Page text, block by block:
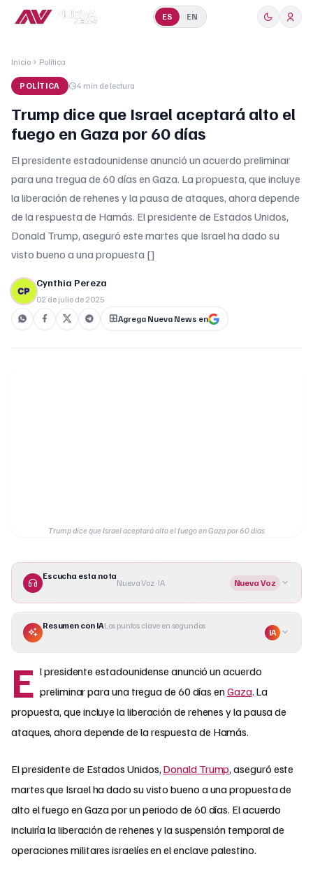
ES EN
Inicio Política
POLÍTICA 4 min de lectura
Trump dice que Israel aceptará alto el
fuego en Gaza por 60 días
El presidente estadounidense anunció un acuerdo preliminar
para una tregua de 60 días en Gaza. La propuesta, que incluye
la liberación de rehenes y la pausa de ataques, ahora depende
de la respuesta de Hamás. El presidente de Estados Unidos,
Donald Trump, aseguró este martes que Israel ha dado su
visto bueno a una propuesta []
Cynthia Pereza
02 de julio de 2025
Agrega Nueva News en
Trump dice que Israel aceptará alto el fuego en Gaza por 60 días
Escucha esta nota
Nueva Voz · IA Nueva Voz
Resumen con IALos puntos clave en segundos
IA
E l presidente estadounidense anunció un acuerdo
preliminar para una tregua de 60 días enGaza. La
propuesta, que incluye la liberación de rehenes y la pausa de
ataques, ahora depende de la respuesta de Hamás.
El presidente de Estados Unidos, Donald Trump, aseguró este
martes que Israel ha dado su visto bueno a una propuesta de
alto el fuego en Gaza por un periodo de 60 días. El acuerdo
incluiría la liberación de rehenes y la suspensión temporal de
operaciones militares israelíes en el enclave palestino.